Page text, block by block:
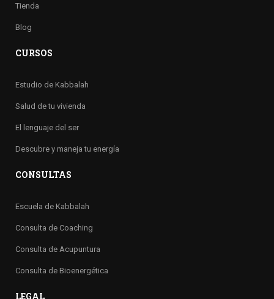
Tienda
Blog
CURSOS
Estudio de Kabbalah
Salud de tu vivienda
El lenguaje del ser
Descubre y maneja tu energía
CONSULTAS
Escuela de Kabbalah
Consulta de Coaching
Consulta de Acupuntura
Consulta de Bioenergética
LEGAL